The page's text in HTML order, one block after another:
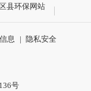
区县环保网站
息 | 隐私安全
号